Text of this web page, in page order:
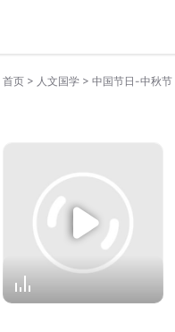
首页 > 人文国学 > 中国节日-中秋节